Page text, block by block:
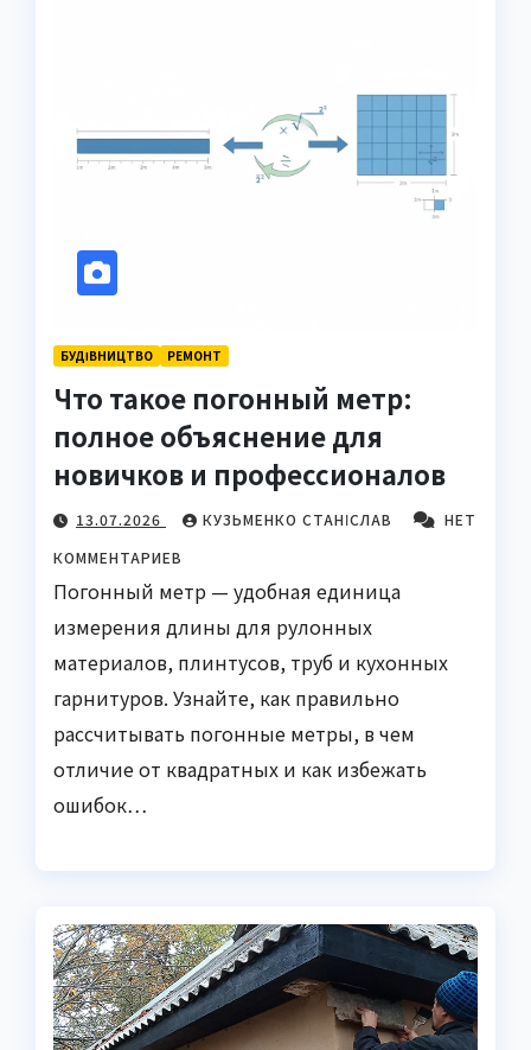
БУДІВНИЦТВО РЕМОНТ
Что такое погонный метр:
полное объяснение для
новичков и профессионалов
13.07.2026 КУЗЬМЕНКО СТАНІСЛАВ
НЕТ
КОММЕНТАРИЕВ
Погонный метр — удобная единица
измерения длины для рулонных
материалов, плинтусов, труб и кухонных
гарнитуров. Узнайте, как правильно
рассчитывать погонные метры, в чем
отличие от квадратных и как избежать
ошибок…